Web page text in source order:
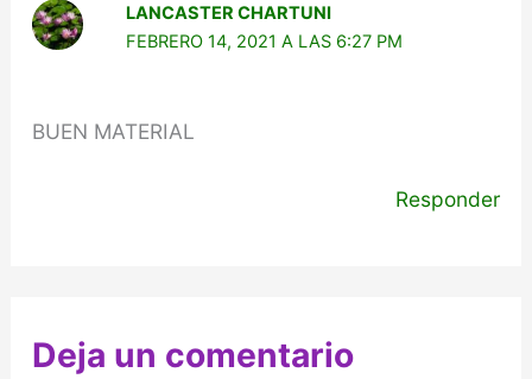
LANCASTER CHARTUNI
FEBRERO 14, 2021 A LAS 6:27 PM
BUEN MATERIAL
Responder
Deja un comentario